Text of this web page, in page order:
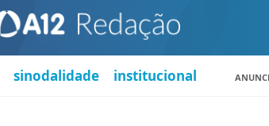
sinodalidade institucional